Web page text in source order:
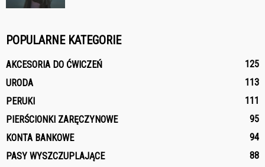
POPULARNE KATEGORIE
AKCESORIA DO ĆWICZEŃ
125
URODA
113
PERUKI
111
PIERŚCIONKI ZARĘCZYNOWE
95
KONTA BANKOWE
94
PASY WYSZCZUPLAJĄCE
88